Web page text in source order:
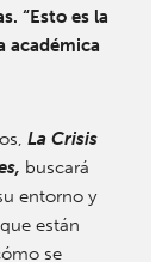
“Esto es la
académica
La Crisis
buscará
entorno y
están
se